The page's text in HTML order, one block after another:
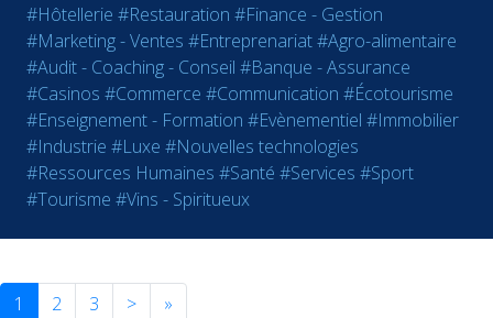
#Hôtellerie #Restauration #Finance - Gestion
#Marketing - Ventes #Entreprenariat#Agro-alimentaire
#Audit - Coaching - Conseil #Banque - Assurance
#Casinos #Commerce #Communication #Écotourisme
#Enseignement - Formation #Evènementiel #Immobilier
#Industrie #Luxe #Nouvelles technologies
#Ressources Humaines #Santé #Services #Sport
#Tourisme #Vins - Spiritueux
1 2 3 > »